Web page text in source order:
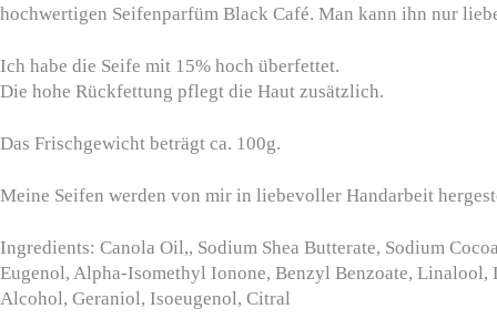
hochwertigen Seifenparfüm Black Café. Man kann ihn nur
Ich habe die Seife mit 15% hoch überfettet.
Die hohe Rückfettung pflegt die Haut zusätzlich.
Das Frischgewicht beträgt ca. 100g.
Meine Seifen werden von mir in liebevoller Handarbeit
Ingredients: Canola Oil,, Sodium Shea Butterate, Sodium
Eugenol, Alpha-Isomethyl Ionone, Benzyl Benzoate,
Alcohol, Geraniol, Isoeugenol, Citral